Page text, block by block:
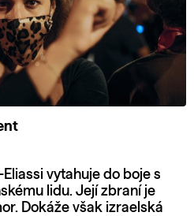
vytahuje do boje s
lidu. Její zbraní je
Dokáže však izraelská